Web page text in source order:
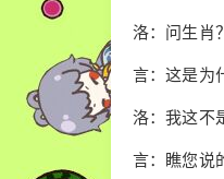
洛：问生肖
言：这是为
洛：我这不
言：瞧您说